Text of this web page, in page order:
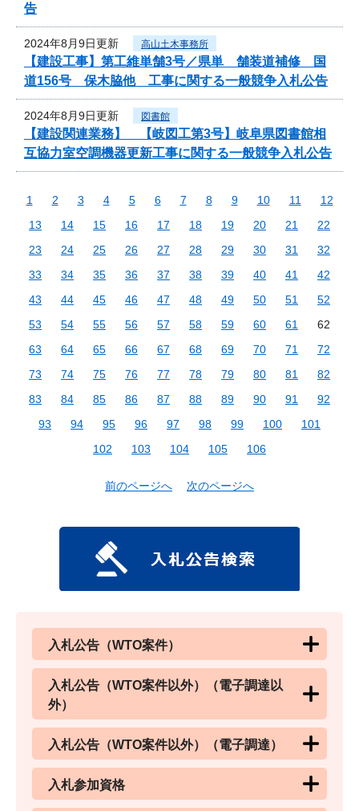
告
2024年8月9日更新 高山土木事務所
【建設工事】第工維単舗3号／県単 舗装道補修 国
道156号 保木脇他 工事に関する一般競争入札公告
2024年8月9日更新 図書館
【建設関連業務】 【岐図工第3号】岐阜県図書館相
互協力室空調機器更新工事に関する一般競争入札公告
1 2 3 4 5 6 7 8 9 10 11
12
13
14 15 16 17 18 19 20 21
22
23
24 25 26 27 28 29 30 31
32
33
34 35 36 37 38 39 40 41
42
43
44 45 46 47 48 49 50 51
52
53
54 55 56 57 58 59 60 61
62
63
64 65 66 67 68 69 70 71
72
73
74 75 76 77 78 79 80 81
82
83
84 85 86 87 88 89 90 91
92
93
94 95 96 97 98 99 100
101
102
103 104 105 106
前のページへ 次のページへ
入札公告（WTO案件）
入札公告（WTO案件以外）（電子調達以
外）
入札公告（WTO案件以外）（電子調達）
入札参加資格